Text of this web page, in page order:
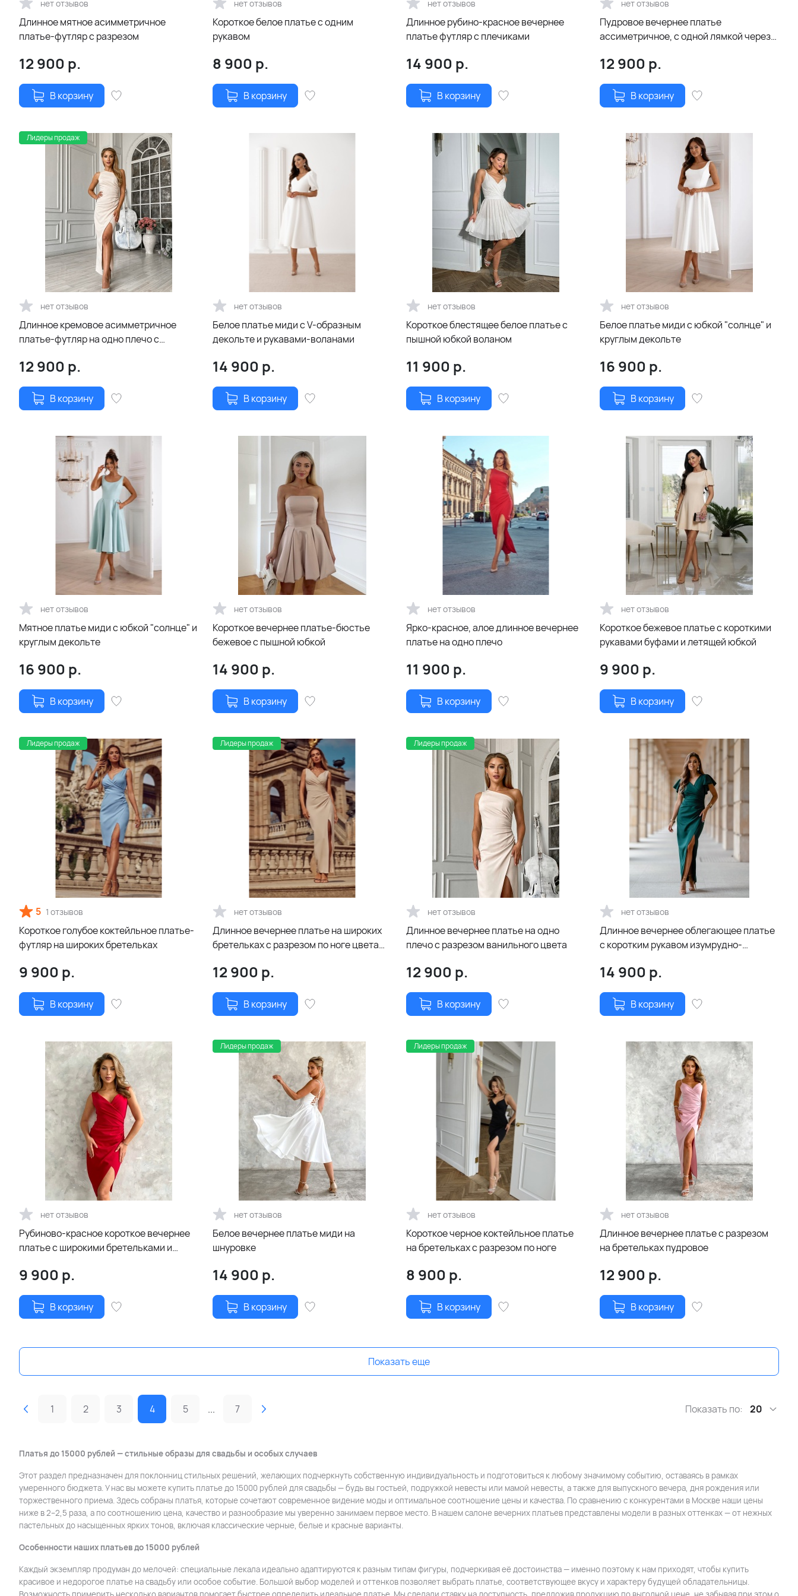
нет отзывов
Длинное мятное асимметричное
платье-футляр с разрезом
12 900 р.
В корзину
нет отзывов
Короткое белое платье с одним
рукавом
8 900 р.
В корзину
нет отзывов
Длинное рубино-красное вечернее
платье футляр с плечиками
14 900 р.
В корзину
нет отзывов
Пудровое вечернее платье
ассиметричное, с одной лямкой через
12 900 р.
В корзину
Лидеры продаж
нет отзывов
Длинное кремовое асимметричное
платье-футляр на одно плечо с
12 900 р.
В корзину
нет отзывов
Белое платье миди с V-образным
декольте и рукавами-воланами
14 900 р.
В корзину
нет отзывов
Короткое блестящее белое платье с
пышной юбкой воланом
11 900 р.
В корзину
нет отзывов
Белое платье миди с юбкой "солнце" и
круглым декольте
16 900 р.
В корзину
нет отзывов
Мятное платье миди с юбкой "солнце" и
круглым декольте
16 900 р.
В корзину
нет отзывов
Короткое вечернее платье-бюстье
бежевое с пышной юбкой
14 900 р.
В корзину
нет отзывов
Ярко-красное, алое длинное вечернее
платье на одно плечо
11 900 р.
В корзину
нет отзывов
Короткое бежевое платье с короткими
рукавами буфами и летящей юбкой
9 900 р.
В корзину
Лидеры продаж
5 1 отзывов
Короткое голубое коктейльное платье-
футляр на широких бретельках
9 900 р.
В корзину
Лидеры продаж
нет отзывов
Длинное вечернее платье на широких
бретельках с разрезом по ноге цвета
12 900 р.
В корзину
Лидеры продаж
нет отзывов
Длинное вечернее платье на одно
плечо с разрезом ванильного цвета
12 900 р.
В корзину
нет отзывов
Длинное вечернее облегающее платье
с коротким рукавом изумрудно-
14 900 р.
В корзину
нет отзывов
Рубиново-красное короткое вечернее
платье с широкими бретельками и
9 900 р.
В корзину
Лидеры продаж
нет отзывов
Белое вечернее платье миди на
шнуровке
14 900 р.
В корзину
Лидеры продаж
нет отзывов
Короткое черное коктейльное платье
на бретельках с разрезом по ноге
8 900 р.
В корзину
нет отзывов
Длинное вечернее платье с разрезом
на бретельках пудровое
12 900 р.
В корзину
Показать еще
1 2 3 4 5 ... 7 Показать по: 20
Платья до 15000 рублей — стильные образы для свадьбы и особых случаев
Этот раздел предназначен для поклонниц стильных решений, желающих подчеркнуть собственную индивидуальность и подготовиться к любому значимому событию, оставаясь в рамках
умеренного бюджета. У нас вы можете купить платье до 15000 рублей для свадьбы — будь вы гостьей, подружкой невесты или мамой невесты, а также для выпускного вечера, дня рождения или
торжественного приема. Здесь собраны платья, которые сочетают современное видение моды и оптимальное соотношение цены и качества. По сравнению с конкурентами в Москве наши цены
ниже в 2–2,5 раза, а по соотношению цена, качество и разнообразие мы уверенно занимаем первое место. В нашем салоне вечерних платьев представлены модели в разных оттенках — от нежных
пастельных до насыщенных ярких тонов, включая классические черные, белые и красные варианты.
Особенности наших платьев до 15000 рублей
Каждый экземпляр продуман до мелочей: специальные лекала идеально адаптируются к разным типам фигуры, подчеркивая её достоинства — именно поэтому к нам приходят, чтобы купить
красивое и недорогое платье на свадьбу или особое событие. Большой выбор моделей и оттенков позволяет выбрать платье, соответствующее вкусу и характеру будущей обладательницы.